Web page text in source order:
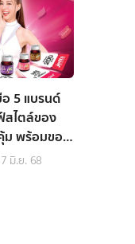
5 แบรนด์
สไตล์ของ
พร้อมของ
านบาท
มิ.ย. 68